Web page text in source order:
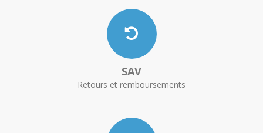
SAV
Retours et remboursements